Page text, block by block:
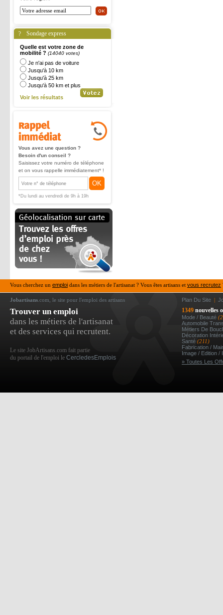
Sondage express
Quelle est votre zone de
mobilité ? (14040 votes)
Je n'ai pas de voiture
Jusqu'à 10 km
Jusqu'à 25 km
Jusqu'à 50 km et plus
Voir les résultats
Vous avez une question ?
Besoin d'un conseil ?
Saisissez votre numéro de téléphone
et on vous rappelle immédiatement* !
OK
*Du lundi au vendredi de 9h à 19h
Vous cherchez un emploi dans les métiers de l'artisanat ? Vous êtes artisans et vous recrutez
Jobartisans .com, le site pour l'emploi des artisans Plan Du Site |
Trouver un emploi
dans les métiers de l'artisanat
et des services qui recrutent.
Le site JobArtisans.com fait partie
du portail de l'emploi le CercledesEmplois
1349 nouvelles
Mode / Beauté
Automobile
Métiers De
Décoration
Santé (211)
Fabrication /
Image / Edition /
» Toutes Les